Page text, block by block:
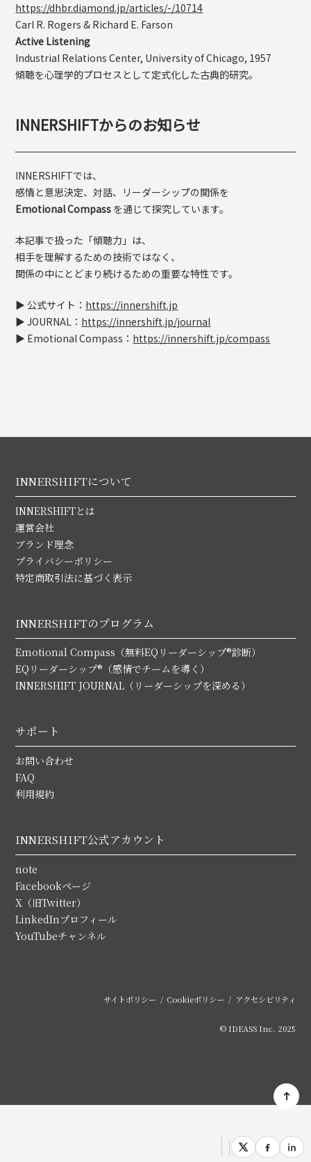
https://dhbr.diamond.jp/articles/-/10714
Carl R. Rogers & Richard E. Farson
Active Listening
Industrial Relations Center, University of Chicago, 1957
傾聴を心理学的プロセスとして定式化した古典的研究。
INNERSHIFTからのお知らせ
INNERSHIFTでは、
感情と意思決定、対話、リーダーシップの関係を
Emotional Compass を通じて探究しています。
本記事で扱った「傾聴力」は、
相手を理解するための技術ではなく、
関係の中にとどまり続けるための重要な特性です。
▶ 公式サイト： https://innershift.jp
▶ JOURNAL： https://innershift.jp/journal
▶ Emotional Compass： https://innershift.jp/compass
INNERSHIFTについて
INNERSHIFTとは
運営会社
ブランド理念
プライバシーポリシー
特定商取引法に基づく表示
INNERSHIFTのプログラム
Emotional Compass（無料EQリーダーシップ®診断）
EQリーダーシップ®（感情でチームを導く）
INNERSHIFT JOURNAL（リーダーシップを深める）
サポート
お問い合わせ
FAQ
利用規約
INNERSHIFT公式アカウント
note
Facebookページ
X（旧Twitter）
LinkedInプロフィール
YouTubeチャンネル
サイトポリシー Cookieポリシー アクセシビリティ
© IDEASS Inc. 2025